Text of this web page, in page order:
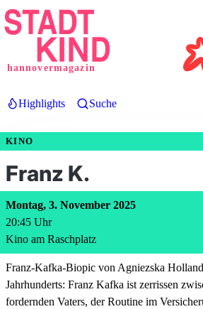
Direkt
zum
hannovermagazin
Highlights Suche
KINO
Franz K.
Montag, 3. November 2025
20:45 Uhr
Kino am Raschplatz
Franz-Kafka-Biopic von Agniezska
Jahrhunderts: Franz Kafka ist zerrissen
fordernden Vaters, der Routine im